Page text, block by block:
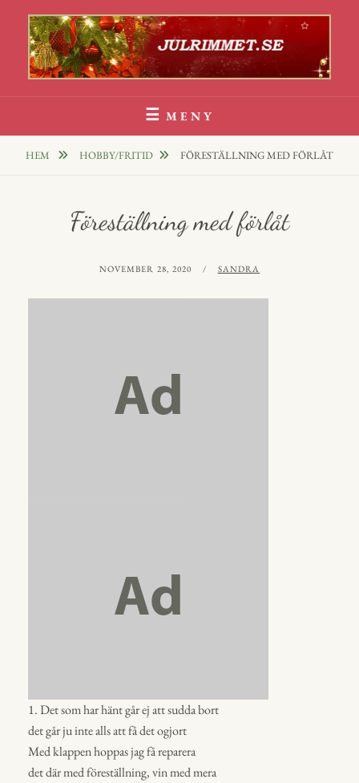
innehåll
Julrim Och Julklappsrim
MENY
HEM HOBBY/FRITID FÖRESTÄLLNING MED FÖRLÅT
Föreställning med förlåt
PUBLICERAT
NOVEMBER 28, 2020 AV
SANDRA
1. Det som har hänt går ej att sudda bort
det går ju inte alls att få det ogjort
Med klappen hoppas jag få reparera
det där med föreställning, vin med mera